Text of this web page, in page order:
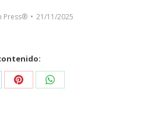
Press® 21/11/2025
Share Share